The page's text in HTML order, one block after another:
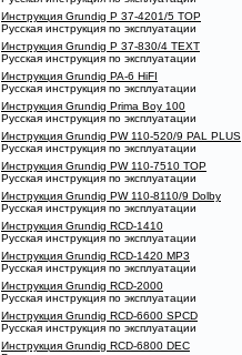
Инструкция Grundig P 37-4201/5 TOP
Русская инструкция по эксплуатации
Инструкция Grundig P 37-830/4 TEXT
Русская инструкция по эксплуатации
Инструкция Grundig PA-6 HiFI
Русская инструкция по эксплуатации
Инструкция Grundig Prima Boy 100
Русская инструкция по эксплуатации
Инструкция Grundig PW 110-520/9 PAL PLUS
Русская инструкция по эксплуатации
Инструкция Grundig PW 110-7510 TOP
Русская инструкция по эксплуатации
Инструкция Grundig PW 110-8110/9 Dolby
Русская инструкция по эксплуатации
Инструкция Grundig RCD-1410
Русская инструкция по эксплуатации
Инструкция Grundig RCD-1420 MP3
Русская инструкция по эксплуатации
Инструкция Grundig RCD-2000
Русская инструкция по эксплуатации
Инструкция Grundig RCD-6600 SPCD
Русская инструкция по эксплуатации
Инструкция Grundig RCD-6800 DEC